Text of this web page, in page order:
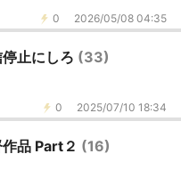
0 2026/05/08 04:35
止にしろ (33)
0 2025/07/10 18:34
品 Part２ (16)